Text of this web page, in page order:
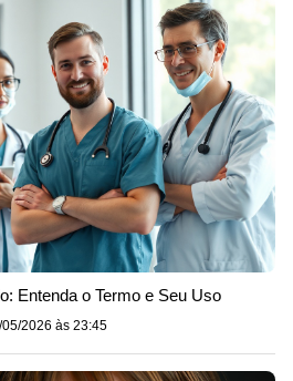
Entenda o Termo e Seu Uso
2026 às 23:45